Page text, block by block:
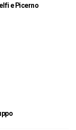
e Picerno